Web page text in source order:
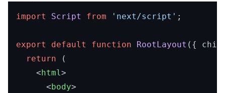
import Script from 'next/script' ;
export default function RootLayout ( {
return (
<html>
<body>